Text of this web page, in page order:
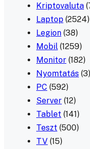
Kriptovaluta
Laptop (2524)
Legion (38)
Mobil (1259)
Monitor (182)
Nyomtatás (3)
PC (592)
Server (12)
Tablet (141)
Teszt (500)
TV (15)